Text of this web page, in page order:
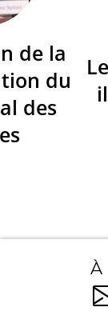
de la
du
des
À